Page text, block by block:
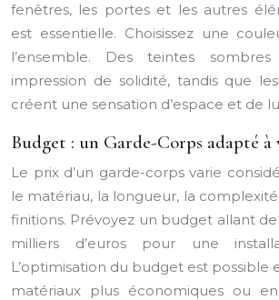
fenêtres, les portes et les autres
est essentielle. Choisissez une
l’ensemble. Des teintes
impression de solidité, tandis que
créent une sensation d’espace et de
Budget : un Garde-Corps adapté à
Le prix d’un garde-corps varie
le matériau, la longueur, la
finitions. Prévoyez un budget allant
milliers d’euros pour une
L’optimisation du budget est possible
matériaux plus économiques ou